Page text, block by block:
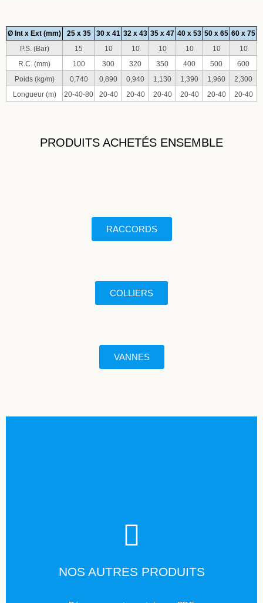
Ø Int x Ext (mm) 25 x 35 30 x 41 32 x 43 35 x 47 40 x 53 50 x 65 60 x 75
P.S. (Bar)
15 10 10 10 10 10
10
R.C. (mm)
100 300 320 350 400 500
600
Poids (kg/m)
0,740 0,890 0,940 1,130 1,390 1,960
2,300
Longueur (m)
20-40-80 20-40 20-40 20-40 20-40 20-40 20-40
PRODUITS ACHETÉS ENSEMBLE
RACCORDS
COLLIERS
VANNES
NOS AUTRES PRODUITS
TÉLÉCHARGER